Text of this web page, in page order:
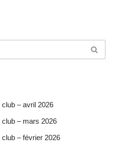
– avril 2026
– mars 2026
– février 2026